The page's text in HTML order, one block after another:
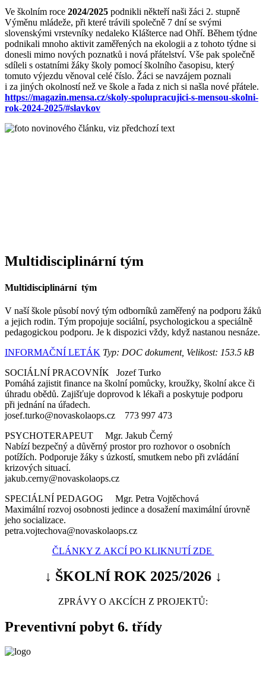
Ve školním roce 2024/2025 podnikli někteří naši žáci 2. stupně
Výměnu mládeže, při které trávili společně 7 dní se svými
slovenskými vrstevníky nedaleko Klášterce nad Ohří. Během týdne
podnikali mnoho aktivit zaměřených na ekologii a z tohoto týdne si
donesli mimo nových poznatků i nová přátelství. Vše pak společně
sdíleli s ostatními žáky školy pomocí školního časopisu, který
tomuto výjezdu věnoval celé číslo. Žáci se navzájem poznali
i za jiných okolností než ve škole a řada z nich si našla nové přátele.
https://magazin.mensa.cz/skoly-spolupracujici-s-mensou-skolni-
rok-2024-2025/#slavkov
Multidisciplinární tým
Multidisciplinární tým
V naší škole působí nový tým odborníků zaměřený na podporu žáků
a jejich rodin. Tým propojuje sociální, psychologickou a speciálně
pedagogickou podporu. Je k dispozici vždy, když nastanou nesnáze.
INFORMAČNÍ LETÁK Typ: DOC dokument, Velikost: 153.5 kB
SOCIÁLNÍ PRACOVNÍK Jozef Turko
Pomáhá zajistit finance na školní pomůcky, kroužky, školní akce či
úhradu obědů. Zajišťuje doprovod k lékaři a poskytuje podporu
při jednání na úřadech.
josef.turko@novaskolaops.cz 773 997 473
PSYCHOTERAPEUT Mgr. Jakub Černý
Nabízí bezpečný a důvěrný prostor pro rozhovor o osobních
potížích. Podporuje žáky s úzkostí, smutkem nebo při zvládání
krizových situací.
jakub.cerny@novaskolaops.cz
SPECIÁLNÍ PEDAGOG Mgr. Petra Vojtěchová
Maximální rozvoj osobnosti jedince a dosažení maximální úrovně
jeho socializace.
petra.vojtechova@novaskolaops.cz
ČLÁNKY Z AKCÍ PO KLIKNUTÍ ZDE
↓ ŠKOLNÍ ROK 2025/2026 ↓
ZPRÁVY O AKCÍCH Z PROJEKTŮ:
Preventivní pobyt 6. třídy